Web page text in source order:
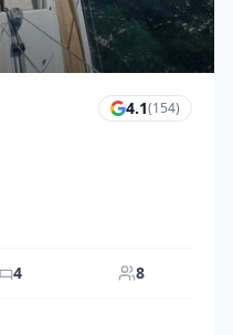
4.1(154)
4 8